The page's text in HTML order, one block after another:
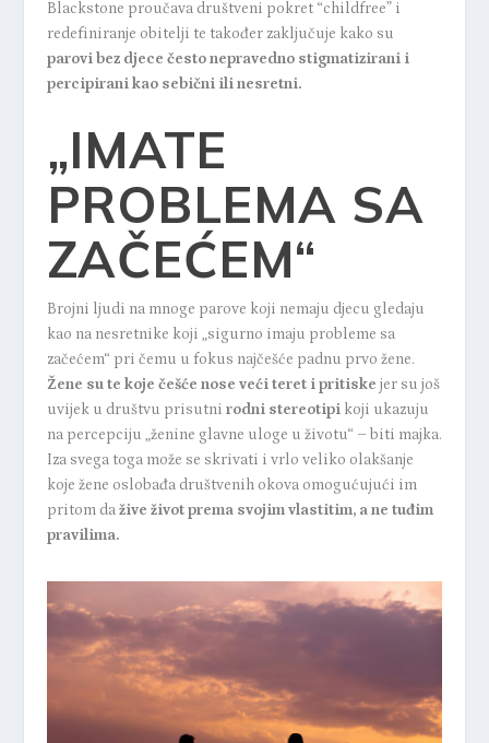
Blackstone proučava društveni pokret “childfree” i
redefiniranje obitelji te također zaključuje kako su
parovi bez djece često nepravedno stigmatizirani i
percipirani kao sebični ili nesretni.
„IMATE
PROBLEMA SA
ZAČEĆEM“
Brojni ljudi na mnoge parove koji nemaju djecu gledaju
kao na nesretnike koji „sigurno imaju probleme sa
začećem“ pri čemu u fokus najčešće padnu prvo žene.
Žene su te koje češće nose veći teret i pritiske jer su još
uvijek u društvu prisutni rodni stereotipi koji ukazuju
na percepciju „ženine glavne uloge u životu“ – biti majka.
Iza svega toga može se skrivati i vrlo veliko olakšanje
koje žene oslobađa društvenih okova omogućujući im
pritom dažive život prema svojim vlastitim, a ne tuđim
pravilima.